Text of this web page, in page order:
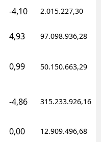
-4,10 2.015.227,30
4,93 97.098.936,28
0,99 50.150.663,29
-4,86 315.233.926,16
0,00 12.909.496,68